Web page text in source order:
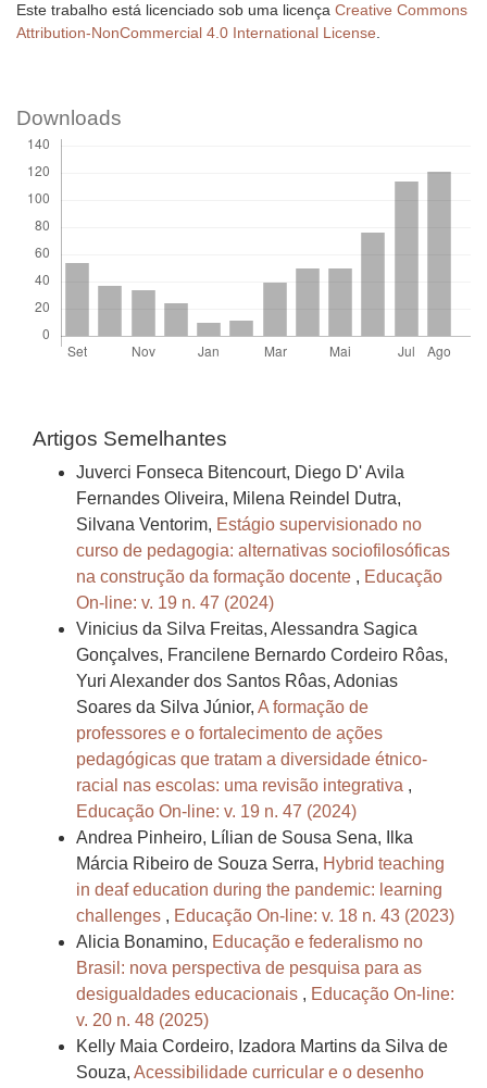
Este trabalho está licenciado sob uma licença Creative Commons
Attribution-NonCommercial 4.0 International License.
Downloads
Artigos Semelhantes
Juverci Fonseca Bitencourt, Diego D' Avila
Fernandes Oliveira, Milena Reindel Dutra,
Silvana Ventorim, Estágio supervisionado no
curso de pedagogia: alternativas sociofilosóficas
na construção da formação docente , Educação
On-line: v. 19 n. 47 (2024)
Vinicius da Silva Freitas, Alessandra Sagica
Gonçalves, Francilene Bernardo Cordeiro Rôas,
Yuri Alexander dos Santos Rôas, Adonias
Soares da Silva Júnior, A formação de
professores e o fortalecimento de ações
pedagógicas que tratam a diversidade étnico-
racial nas escolas: uma revisão integrativa ,
Educação On-line: v. 19 n. 47 (2024)
Andrea Pinheiro, Lílian de Sousa Sena, Ilka
Márcia Ribeiro de Souza Serra, Hybrid teaching
in deaf education during the pandemic: learning
challenges , Educação On-line: v. 18 n. 43 (2023)
Alicia Bonamino, Educação e federalismo no
Brasil: nova perspectiva de pesquisa para as
desigualdades educacionais , Educação On-line:
v. 20 n. 48 (2025)
Kelly Maia Cordeiro, Izadora Martins da Silva de
Souza, Acessibilidade curricular e o desenho